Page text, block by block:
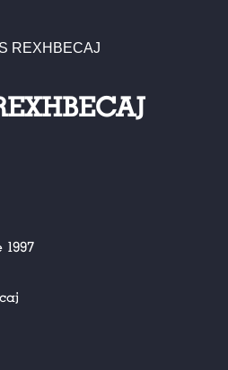
1997